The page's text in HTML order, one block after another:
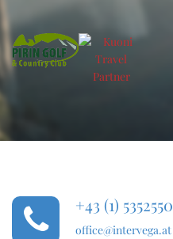
+43 (1) 5352550
office@intervega.at